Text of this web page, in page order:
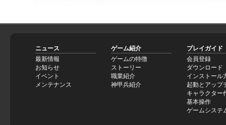
ニュース
最新情報
お知らせ
イベント
メンテナンス
ゲーム紹介
ゲームの特徴
ストーリー
職業紹介
神甲兵紹介
プレイガイド
会員登録
ダウンロード
インストール
起動とアップ
キャラクター
基本操作
ゲームシステ